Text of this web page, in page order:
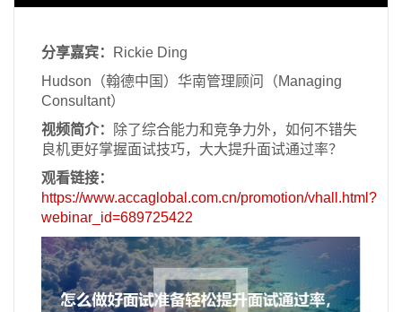
分享嘉宾：
Rickie Ding
Hudson（翰德中国）华南管理顾问（Managing
Consultant）
视频简介：
除了综合能力和竞争力外，如何不错失
良机更好掌握面试技巧，大大提升面试通过率？
观看链接：
https://www.accaglobal.com.cn/promotion/vhall.html?
webinar_id=689725422